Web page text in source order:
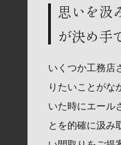
思いを汲
が決め手
いくつか工務店
りたいことがな
いた時にエール
とを的確に汲み